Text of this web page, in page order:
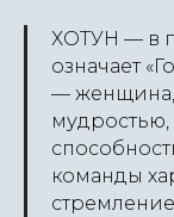
ХОТУН — в
означает
— женщина,
команды